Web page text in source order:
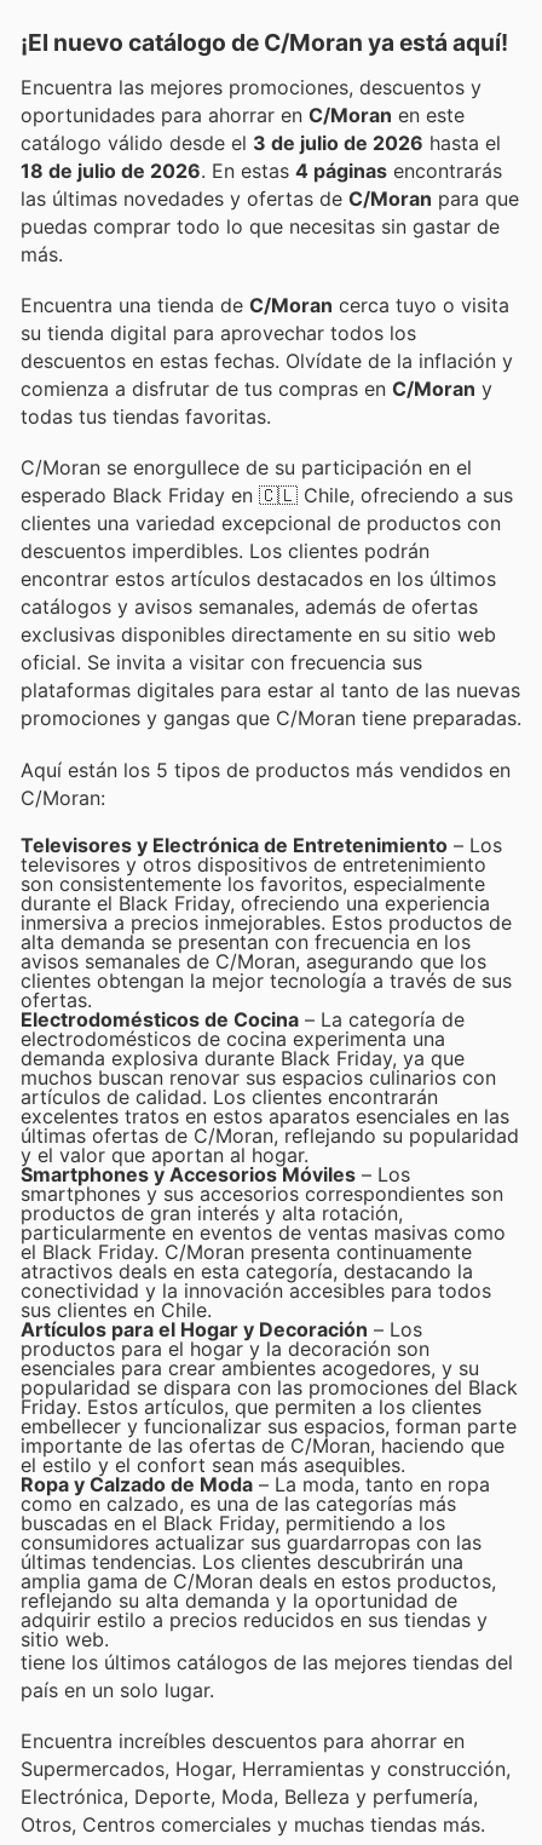
¡El nuevo catálogo de C/Moran ya está aquí!
Encuentra las mejores promociones, descuentos y
oportunidades para ahorrar en C/Moran en este
catálogo válido desde el 3 de julio de 2026 hasta el
18 de julio de 2026 . En estas 4 páginas encontrarás
las últimas novedades y ofertas de C/Moran para que
puedas comprar todo lo que necesitas sin gastar de
más.
Encuentra una tienda de C/Moran cerca tuyo o visita
su tienda digital para aprovechar todos los
descuentos en estas fechas. Olvídate de la inflación y
comienza a disfrutar de tus compras en C/Moran y
todas tus tiendas favoritas.
C/Moran se enorgullece de su participación en el
esperado Black Friday en 🇨🇱 Chile, ofreciendo a sus
clientes una variedad excepcional de productos con
descuentos imperdibles. Los clientes podrán
encontrar estos artículos destacados en los últimos
catálogos y avisos semanales, además de ofertas
exclusivas disponibles directamente en su sitio web
oficial. Se invita a visitar con frecuencia sus
plataformas digitales para estar al tanto de las nuevas
promociones y gangas que C/Moran tiene preparadas.
Aquí están los 5 tipos de productos más vendidos en
C/Moran:
Televisores y Electrónica de Entretenimiento – Los
televisores y otros dispositivos de entretenimiento
son consistentemente los favoritos, especialmente
durante el Black Friday, ofreciendo una experiencia
inmersiva a precios inmejorables. Estos productos de
alta demanda se presentan con frecuencia en los
avisos semanales de C/Moran, asegurando que los
clientes obtengan la mejor tecnología a través de sus
ofertas.
Electrodomésticos de Cocina – La categoría de
electrodomésticos de cocina experimenta una
demanda explosiva durante Black Friday, ya que
muchos buscan renovar sus espacios culinarios con
artículos de calidad. Los clientes encontrarán
excelentes tratos en estos aparatos esenciales en las
últimas ofertas de C/Moran, reflejando su popularidad
y el valor que aportan al hogar.
Smartphones y Accesorios Móviles – Los
smartphones y sus accesorios correspondientes son
productos de gran interés y alta rotación,
particularmente en eventos de ventas masivas como
el Black Friday. C/Moran presenta continuamente
atractivos deals en esta categoría, destacando la
conectividad y la innovación accesibles para todos
sus clientes en Chile.
Artículos para el Hogar y Decoración – Los
productos para el hogar y la decoración son
esenciales para crear ambientes acogedores, y su
popularidad se dispara con las promociones del Black
Friday. Estos artículos, que permiten a los clientes
embellecer y funcionalizar sus espacios, forman parte
importante de las ofertas de C/Moran, haciendo que
el estilo y el confort sean más asequibles.
Ropa y Calzado de Moda – La moda, tanto en ropa
como en calzado, es una de las categorías más
buscadas en el Black Friday, permitiendo a los
consumidores actualizar sus guardarropas con las
últimas tendencias. Los clientes descubrirán una
amplia gama de C/Moran deals en estos productos,
reflejando su alta demanda y la oportunidad de
adquirir estilo a precios reducidos en sus tiendas y
sitio web.
tiene los últimos catálogos de las mejores tiendas del
país en un solo lugar.
Encuentra increíbles descuentos para ahorrar en
Supermercados, Hogar, Herramientas y construcción,
Electrónica, Deporte, Moda, Belleza y perfumería,
Otros, Centros comerciales y muchas tiendas más.